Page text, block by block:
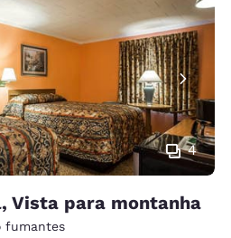
4
Vista para montanha
fumantes